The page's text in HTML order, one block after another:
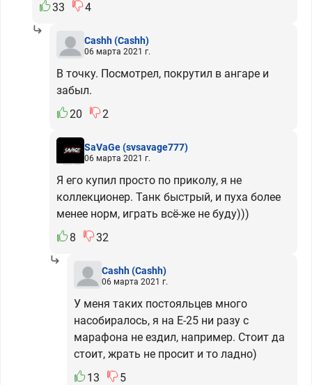
33
4
Cashh(Cashh)
06 марта 2021 г.
В точку. Посмотрел, покрутил в ангаре и
забыл.
20
2
SaVaGe(svsavage777)
06 марта 2021 г.
Я его купил просто по приколу, я не
коллекционер. Танк быстрый, и пуха более
менее норм, играть всё-же не буду)))
8
32
Cashh(Cashh)
06 марта 2021 г.
У меня таких постояльцев много
насобиралось, я на Е-25 ни разу с
марафона не ездил, например. Стоит да
стоит, жрать не просит и то ладно)
13
5